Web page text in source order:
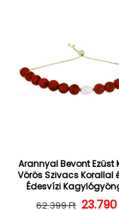
Arannyal Bevont Ezüst
Vörös Szivacs Korallal
Édesvízi
62.399 Ft